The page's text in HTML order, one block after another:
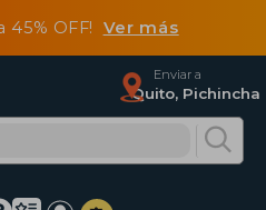
45% OFF! Ver más
Enviar a
Quito, Pichincha